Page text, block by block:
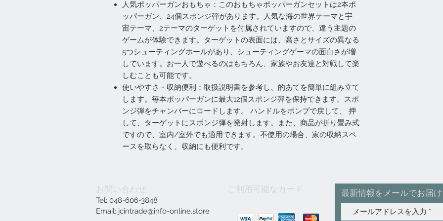
人気ポッパーガンおもちゃ：このおもちゃポッパーガンセットは2本ポ
ッパーガン、24個スポンジ弾があります。人気な海の世界テーマと宇
宙テーマ、2テーマのターゲットを付属されていますので、違う主題の
ゲームが体験できます。ターゲットの表面には、高さとサイズの異なる
5つシューティングホールがあり、シューティングゲーマの面白さが増
しています。お一人で遊べるのはもちろん、家族やお友達と対戦して楽
しむことも可能です。
使いやすさ・収納便利：取扱説明書を参考し、的あてを簡単に組み立て
します。毎本ポッパーガンに最大12個スポンジ弾を保持できます。スポ
ンジ弾をチャンバーにロードします。 ハンドルをポンプで戻して、 押
して、ターゲットにスポンジ弾を発射します。また、商品が折り畳み式
ですので、室内/室外でも適用できます。不使用の場合、家の収納スペ
ースを取らなく、収納にも便利です。
お問い合わせ
Tel: 048-606-3848
Email: jcintrade@info-online.store
ご利用可能なカード 最新情報をメールでお届